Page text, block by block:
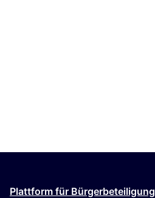
Plattform für Bürgerbeteiligung